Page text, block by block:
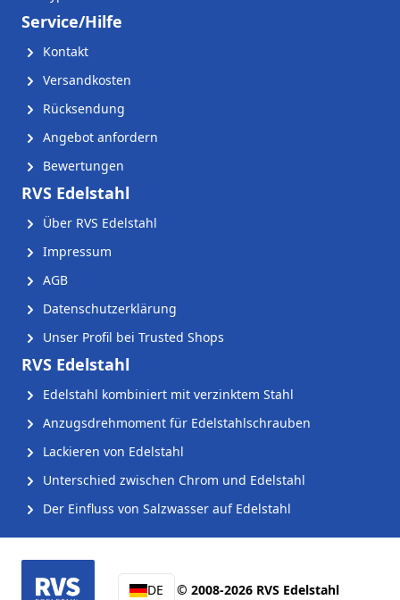
Service/Hilfe
Kontakt
Versandkosten
Rücksendung
Angebot anfordern
Bewertungen
RVS Edelstahl
Über RVS Edelstahl
Impressum
AGB
Datenschutzerklärung
Unser Profil bei Trusted Shops
RVS Edelstahl
Edelstahl kombiniert mit verzinktem Stahl
Anzugsdrehmoment für Edelstahlschrauben
Lackieren von Edelstahl
Unterschied zwischen Chrom und Edelstahl
Der Einfluss von Salzwasser auf Edelstahl
DE © 2008-2026 RVS Edelstahl